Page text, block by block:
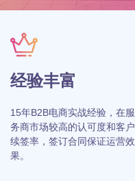
经验丰富
15年B2B电商实战经验，在服
务商市场较高的认可度和客户
续签率，签订合同保证运营效
果。